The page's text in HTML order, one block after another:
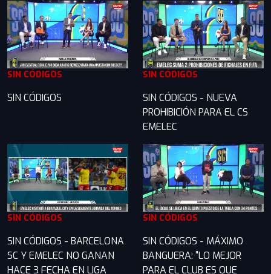
SIN CÓDIGOS
SIN CÓDIGOS
SIN CÓDIGOS
SIN CÓDIGOS - NUEVA
PROHIBICIÓN PARA EL CS
EMELEC
SIN CÓDIGOS
SIN CÓDIGOS - BARCELONA
SC Y EMELEC NO GANAN
HACE 3 FECHA EN LIGA
SIN CÓDIGOS
SIN CÓDIGOS - MÁXIMO
BANGUERA: "LO MEJOR
PARA EL CLUB ES QUE